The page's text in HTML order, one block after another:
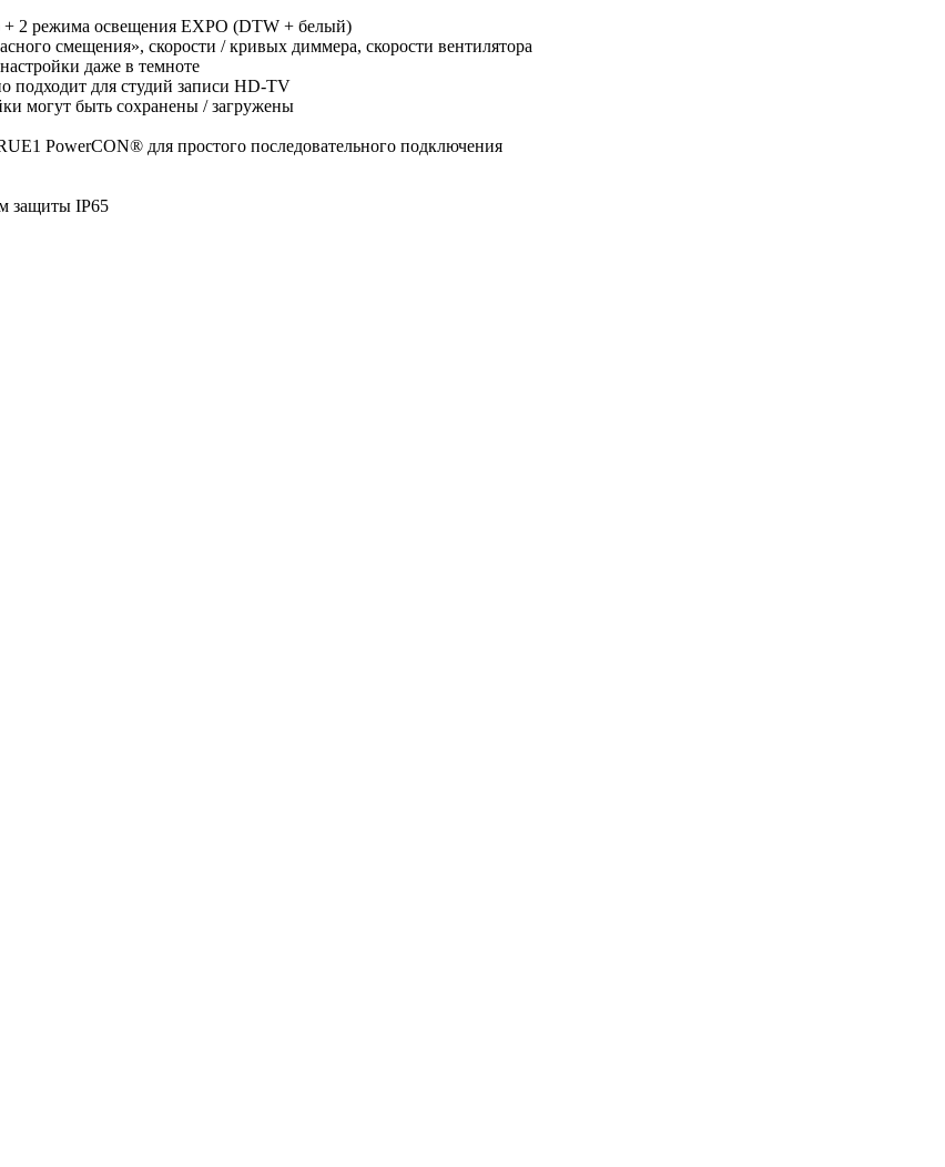
2 режима освещения EXPO (DTW + белый)
смещения», скорости / кривых диммера, скорости вентилятора
даже в темноте
подходит для студий записи HD-TV
могут быть сохранены / загружены
PowerCON® для простого последовательного подключения
защиты IP65